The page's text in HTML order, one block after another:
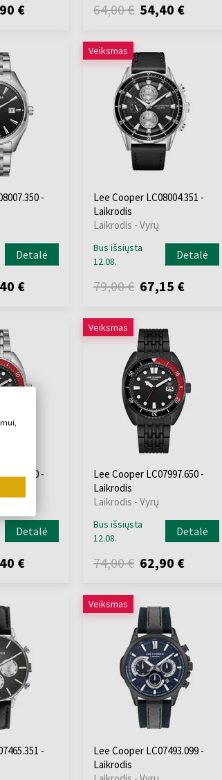
€ 64,00 € 54,40 €
-
Detalė
€
Veiksmas
Lee Cooper LC08004.351 -
Laikrodis
Laikrodis - Vyrų
Bus išsiųsta
12.08.
Detalė
79,00 € 67,15 €
-
Detalė
€
Veiksmas
Lee Cooper LC07997.650 -
Laikrodis
Laikrodis - Vyrų
Bus išsiųsta
12.08.
Detalė
74,00 € 62,90 €
-
Veiksmas
Lee Cooper LC07493.099 -
Laikrodis